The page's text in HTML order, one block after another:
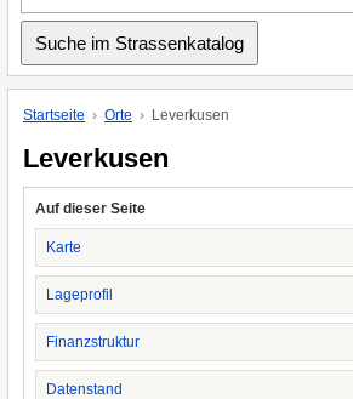
Startseite Orte Leverkusen
Leverkusen
Auf dieser Seite
Karte
Lageprofil
Finanzstruktur
Datenstand